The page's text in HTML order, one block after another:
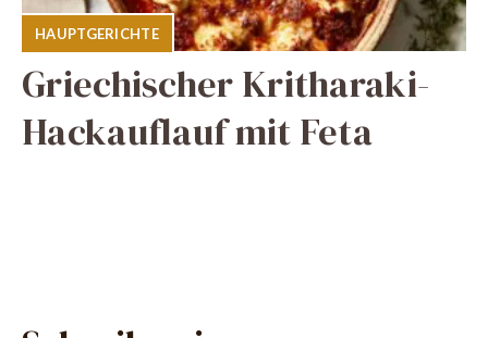
HAUPTGERICHTE
Griechischer Kritharaki-
Hackauflauf mit Feta